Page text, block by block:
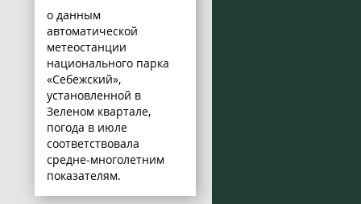
о данным
автоматической
метеостанции
национального парка
«Себежский»,
установленной в
Зеленом квартале,
погода в июле
соответствовала
средне-многолетним
показателям.